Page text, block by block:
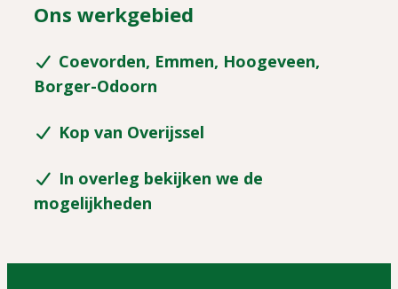
Ons werkgebied
Coevorden, Emmen, Hoogeveen,
Borger-Odoorn
Kop van Overijssel
In overleg bekijken we de
mogelijkheden